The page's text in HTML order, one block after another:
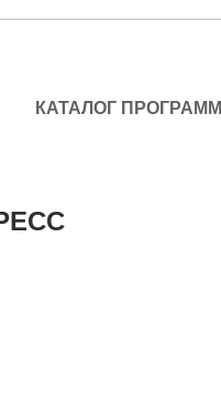
КАТАЛОГ ПРОГРАММ